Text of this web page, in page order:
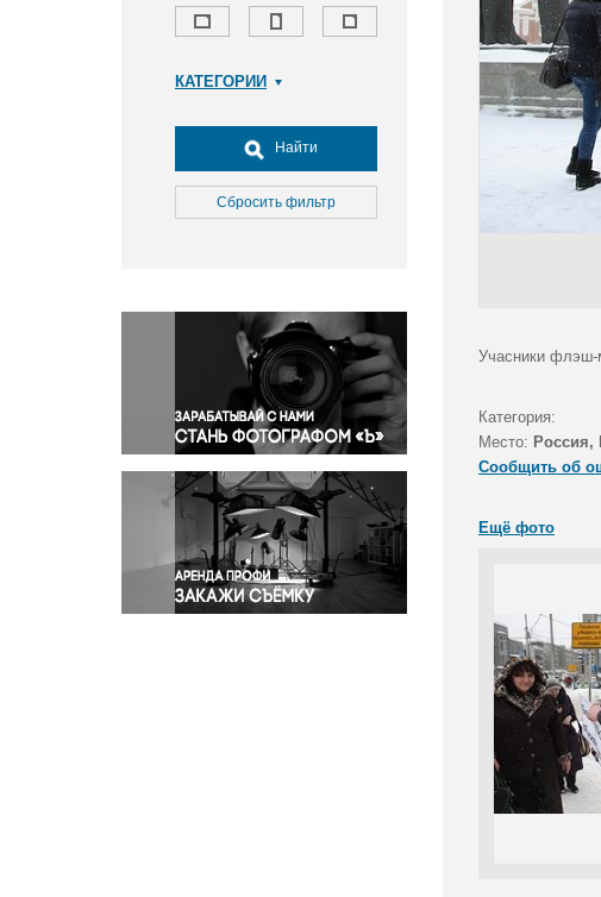
КАТЕГОРИИ
Досуг, туризм и отдых
Культура
Медицина
Окружающая среда
Политика
Правосудие
Происшествия и конфликты
Религия
Светская жизнь
Спорт
Экология
Экономика и бизнес
Найти
Сбросить фильтр
Учасники флэш-
Категория:
Место: Россия,
Сообщить об
Ещё фото